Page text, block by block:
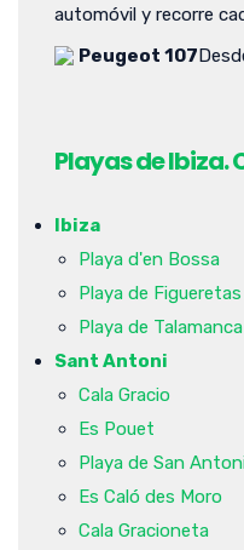
automóvil y recorre
Peugeot 107
Playas de Ibiza.
Ibiza
Playa d'en Bossa
Playa de Figueretas
Playa de Talamanca
Sant Antoni
Cala Gracio
Es Pouet
Playa de San
Es Caló des Moro
Cala Gracioneta